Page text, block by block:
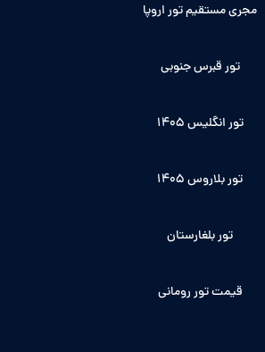
مجری مستقیم تور اروپا
تور قبرس جنوبی
تور انگلیس ۱۴۰5
تور بلاروس 1405
تور بلغارستان
قیمت تور رومانی